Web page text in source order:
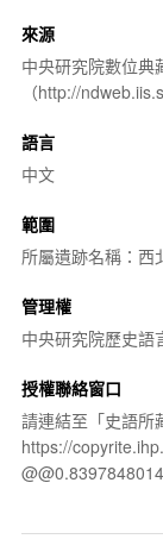
來源
中央研究院數位典
（http://
語言
中文
範圍
所屬遺跡名稱：西
管理權
中央研究院歷史語
授權聯絡窗口
請連結至「史語所
https://